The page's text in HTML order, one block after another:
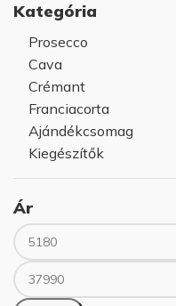
Kategória
Prosecco
Cava
Crémant
Franciacorta
Ajándékcsomag
Kiegészítők
Ár
Min ár
Max ár